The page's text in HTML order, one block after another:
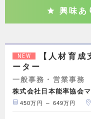
興味あ
NEW
【人材育
ーター
一般事務・営業事務
株式会社日本能率協会
450万円 ～ 649万円